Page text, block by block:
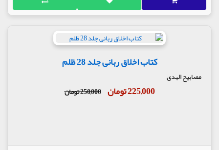
کتاب اخلاق ربانی جلد 28 ظلم
مصابیح الهدی
225,000 تومان 250,000 تومان